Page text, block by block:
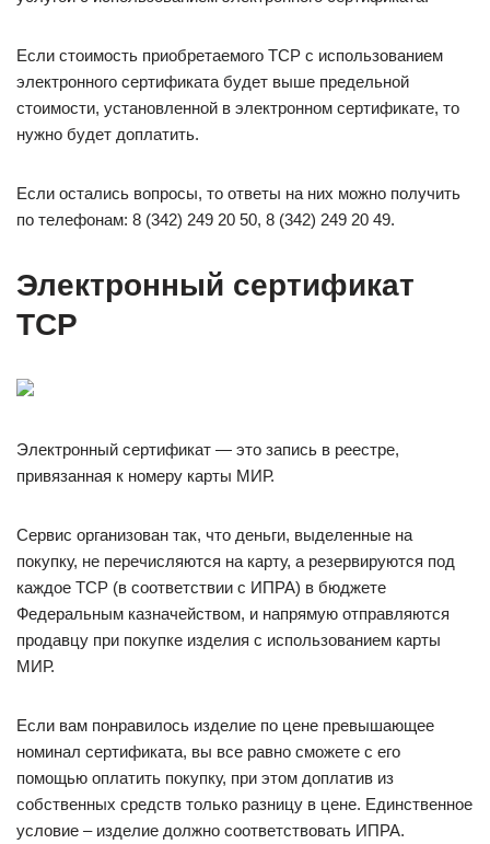
Если стоимость приобретаемого ТСР с использованием
электронного сертификата будет выше предельной
стоимости, установленной в электронном сертификате, то
нужно будет доплатить.
Если остались вопросы, то ответы на них можно получить
по телефонам: 8 (342) 249 20 50, 8 (342) 249 20 49.
Электронный сертификат
ТСР
Электронный сертификат — это запись в реестре,
привязанная к номеру карты МИР.
Сервис организован так, что деньги, выделенные на
покупку, не перечисляются на карту, а резервируются под
каждое ТСР (в соответствии с ИПРА) в бюджете
Федеральным казначейством, и напрямую отправляются
продавцу при покупке изделия с использованием карты
МИР.
Если вам понравилось изделие по цене превышающее
номинал сертификата, вы все равно сможете с его
помощью оплатить покупку, при этом доплатив из
собственных средств только разницу в цене. Единственное
условие – изделие должно соответствовать ИПРА.